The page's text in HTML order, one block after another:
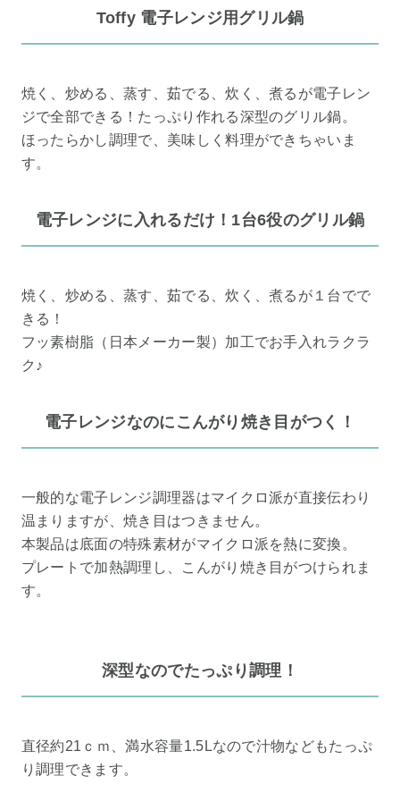
Toffy 電子レンジ用グリル鍋
焼く、炒める、蒸す、茹でる、炊く、煮るが電子レン
ジで全部できる！たっぷり作れる深型のグリル鍋。
ほったらかし調理で、美味しく料理ができちゃいま
す。
電子レンジに入れるだけ！1台6役のグリル鍋
焼く、炒める、蒸す、茹でる、炊く、煮るが１台でで
きる！
フッ素樹脂（日本メーカー製）加工でお手入れラクラ
ク♪
電子レンジなのにこんがり焼き目がつく！
一般的な電子レンジ調理器はマイクロ派が直接伝わり
温まりますが、焼き目はつきません。
本製品は底面の特殊素材がマイクロ派を熱に変換。
プレートで加熱調理し、こんがり焼き目がつけられま
す。
深型なのでたっぷり調理！
直径約21ｃｍ、満水容量1.5Lなので汁物などもたっぷ
り調理できます。